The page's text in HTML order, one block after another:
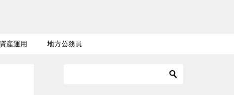
資産運用 地方公務員